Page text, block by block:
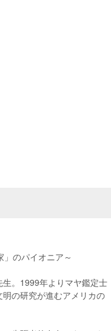
のパイオニア～
。1999年よりマヤ鑑定士
の研究が進むアメリカの